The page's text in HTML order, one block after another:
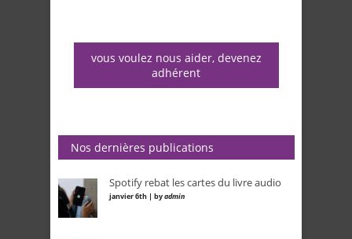
vous voulez nous aider, devenez
adhérent
Nos dernières publications
Spotify rebat les cartes du livre audio
janvier 6th | byadmin